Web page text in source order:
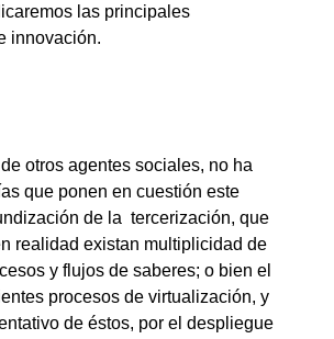
las principales
innovación.
otros agentes sociales, no ha
que ponen en cuestión este
de la tercerización, que
realidad existan multiplicidad de
y flujos de saberes; o bien el
procesos de virtualización, y
de éstos, por el despliegue